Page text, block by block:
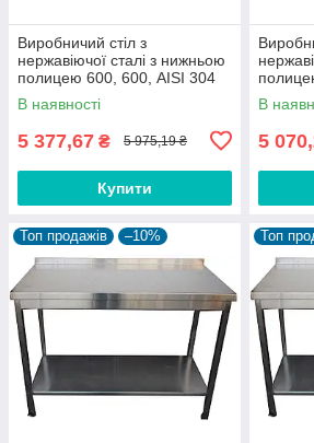
Виробничий стіл з
нержавіючої сталі з нижньою
полицею 600, 600, AISI 304
В наявності
5 377,67 ₴ 5 975,19 ₴
Купити
В
5
Топ продажів –10% Топ